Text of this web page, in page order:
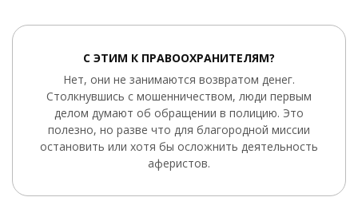
С ЭТИМ К ПРАВООХРАНИТЕЛЯМ?
Нет, они не занимаются возвратом денег.
Столкнувшись с мошенничеством, люди первым
делом думают об обращении в полицию. Это
полезно, но разве что для благородной миссии
остановить или хотя бы осложнить деятельность
аферистов.